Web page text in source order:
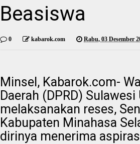
Beasiswa
0 kabarok.com Rabu, 03 Desember
Minsel, Kabarok.com-
Daerah (DPRD)
melaksanakan reses,
Kabupaten Minahasa
dirinya menerima